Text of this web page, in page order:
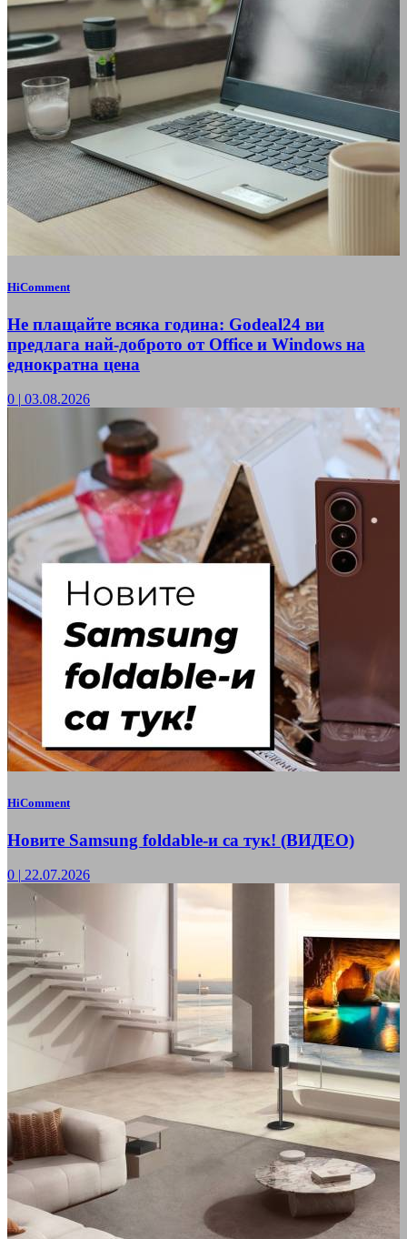
HiComment
Не плащайте всяка година: Godeal24 ви
предлага най-доброто от Office и Windows на
еднократна цена
0 | 03.08.2026
HiComment
Новите Samsung foldable-и са тук! (ВИДЕО)
0 22.07.2026